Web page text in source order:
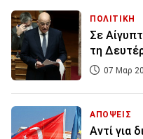
ΠΟΛΙΤΙΚΗ
Σε
τη
07 Μαρ
ΑΠΟΨΕΙΣ
Αντί για